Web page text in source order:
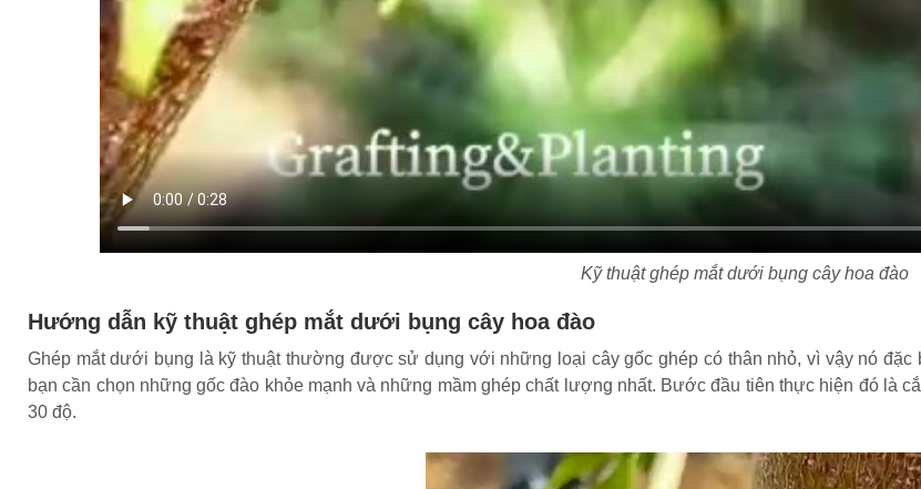
Kỹ thuật ghép mắt dưới bụng cây hoa đào
Hướng dẫn kỹ thuật ghép mắt dưới bụng cây hoa đào
Ghép mắt dưới bụng là kỹ thuật thường được sử dụng với những loại cây gốc ghép có thân nhỏ, vì vậy nó
bạn cần chọn những gốc đào khỏe mạnh và những mầm ghép chất lượng nhất. Bước đầu tiên thực hiện đó là
30 độ.